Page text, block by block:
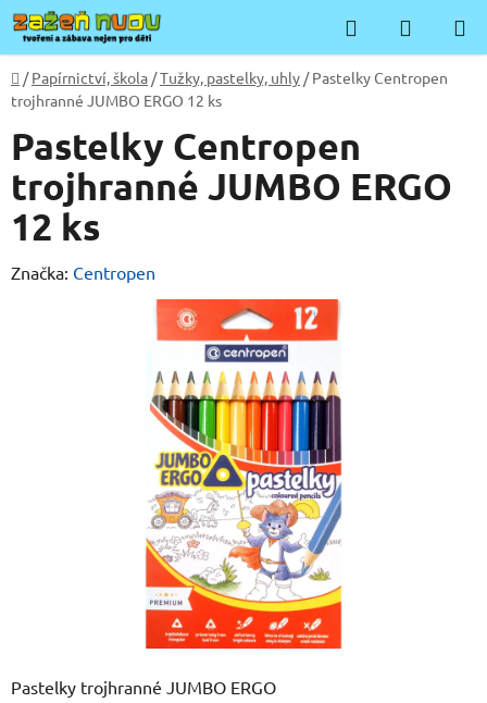
Přejít
na
obsah
Hledat
KOŠÍK
Domů
/ Papírnictví, škola /Tužky, pastelky, uhly / Pastelky Centropen
trojhranné JUMBO ERGO 12 ks
Pastelky trojhranné JUMBO ERGO
Pastelky Centropen
trojhranné JUMBO ERGO
12 ks
Značka: Centropen